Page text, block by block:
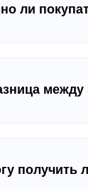
ли
между
получить